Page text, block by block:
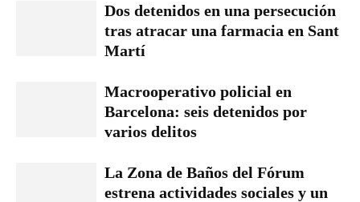
Dos detenidos en una persecución
tras atracar una farmacia en Sant
Martí
Macrooperativo policial en
Barcelona: seis detenidos por
varios delitos
La Zona de Baños del Fórum
estrena actividades sociales y un